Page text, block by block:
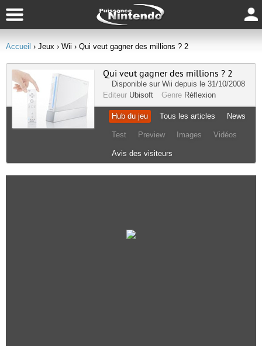
Accueil › Jeux › Wii › Qui veut gagner des millions ? 2
Qui veut gagner des millions ? 2
Disponible sur Wii depuis le 31/10/2008
Editeur Ubisoft Genre Réflexion
Hub du jeu Tous les articles News
Test Preview Images Vidéos
Avis des visiteurs